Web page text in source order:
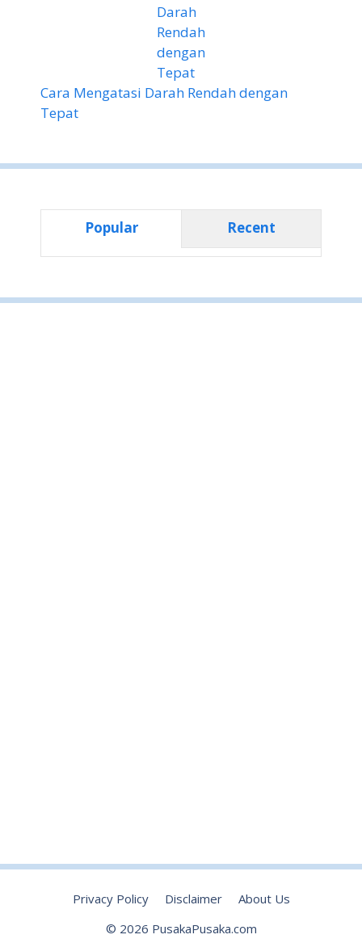
Cara Mengatasi Darah Rendah dengan
Tepat
Popular Recent
Privacy Policy Disclaimer
About Us
© 2026 PusakaPusaka.com